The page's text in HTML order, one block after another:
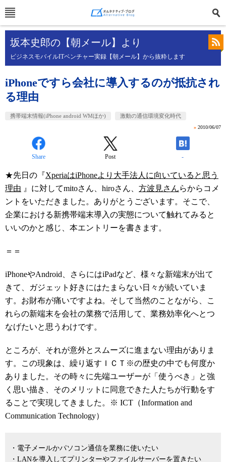
坂本史郎の【朝メール】より
ビジネスモバイルITベンチャー実録【朝メール】から抜粋します
iPhoneですら会社に導入するのが抵抗され
る理由
携帯端末情報(iPhone android WMほか) 激動の通信環境変化時代
» 2010/06/07
Share Post -
★先日の『XperiaはiPhoneより大手法人に向いていると思う
理由 』に対してmitoさん、hiroさん、 方波見さんらからコメ
ントをいただきました。ありがとうございます。そこで、
企業における新携帯端末導入の実態について触れてみると
いいのかと感じ、本エントリーを書きます。
＝＝
iPhoneやAndroid、さらにはiPadなど、様々な新端末が出て
きて、ガジェット好きにはたまらない日々が続いていま
す。お財布が痛いですよね。そして当然のことながら、こ
れらの新端末を会社の業務で活用して、業務効率化へとつ
なげたいと思うわけです。
ところが、それが意外とスムーズに進まない理由がありま
す。この現象は、繰り返すＩＣＴ※の歴史の中でも何度か
ありました。その時々に先端ユーザーが「使うべき」と強
く思い描き、そのメリットに同意できた人たちが行動をす
ることで実現してきました。※ ICT（Information and
Communication Technology）
・電子メールかパソコン通信を業務に使いたい
・LANを導入してプリンターやファイルサーバーを置きたい